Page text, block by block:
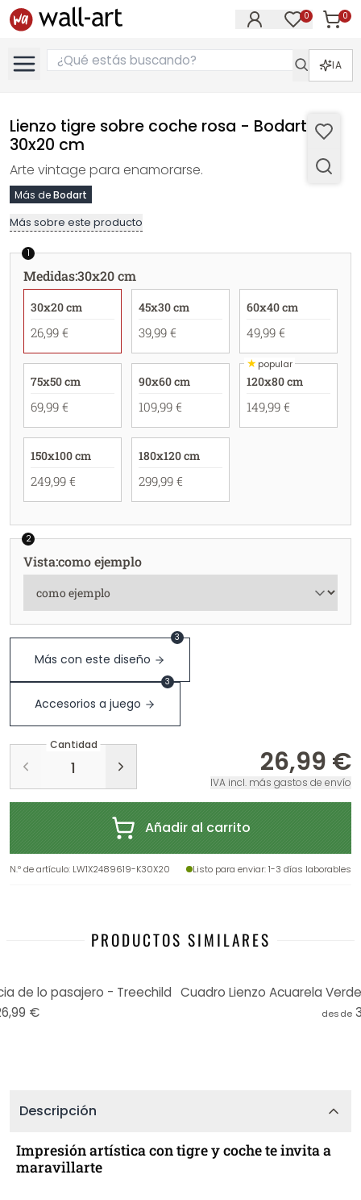
0 0
IA
Lienzo tigre sobre coche rosa - Bodart -
30x20 cm
Arte vintage para enamorarse.
Más deBodart
Más sobre este producto
1
Medidas:30x20 cm
30x20 cm
26,99 €
45x30 cm
39,99 €
60x40 cm
49,99 €
75x50 cm
69,99 €
90x60 cm
109,99 €
★popular
120x80 cm
149,99 €
150x100 cm
249,99 €
180x120 cm
299,99 €
2
Vista:como ejemplo
Más con este diseño
3
Accesorios a juego
3
Cantidad
26,99 €
IVA incl. más gastos de envío
Añadir al carrito
N.º de artículo: LW1X2489619-K30X20 Listo para enviar: 1-3 días laborables
PRODUCTOS SIMILARES
de lo pasajero - Treechild
€
desde
Descripción
Impresión artística con tigre y coche te invita a
maravillarte